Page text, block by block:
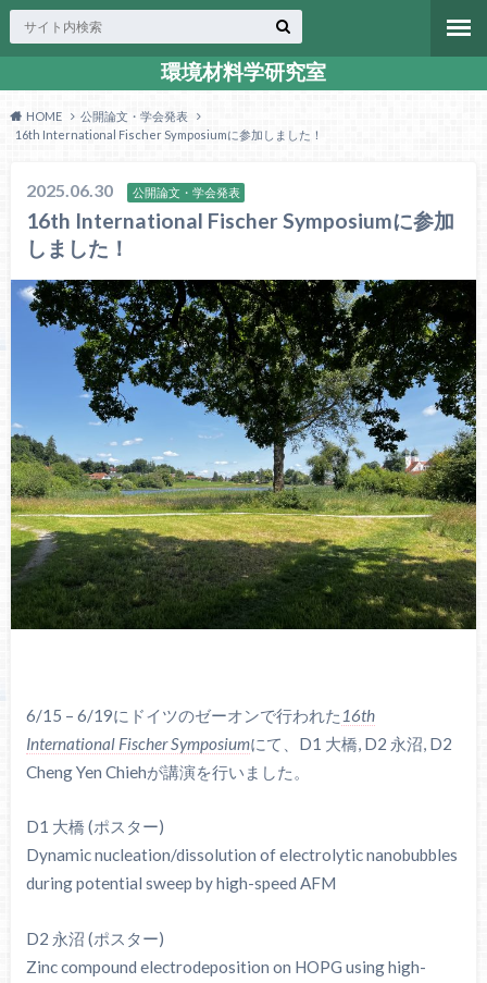
環境材料学研究室
HOME
公開論文・学会発表
16th International Fischer Symposiumに参加しました！
2025.06.30 公開論文・学会発表
16th International Fischer Symposiumに参加
しました！
6/15 – 6/19にドイツのゼーオンで行われた 16th
International Fischer Symposiumにて、D1 大橋, D2 永沼, D2
Cheng Yen Chiehが講演を行いました。
D1 大橋 (ポスター)
Dynamic nucleation/dissolution of electrolytic nanobubbles
during potential sweep by high-speed AFM
D2 永沼 (ポスター)
Zinc compound electrodeposition on HOPG using high-